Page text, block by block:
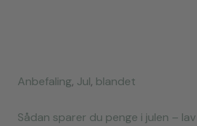
Anbefaling, Jul, blandet
Sådan sparer du penge i julen –